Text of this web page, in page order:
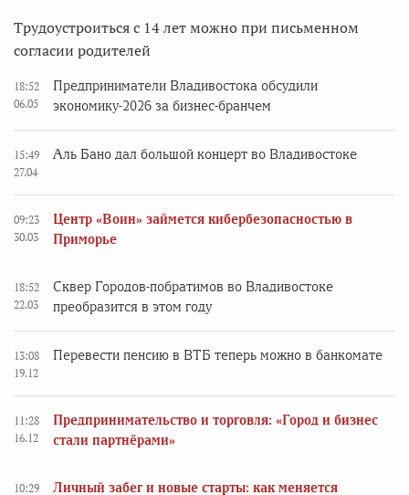
Трудоустроиться с 14 лет можно при письменном
согласии родителей
18:52
06.05
Предприниматели Владивостока обсудили
экономику-2026 за бизнес-бранчем
15:49
27.04
Аль Бано дал большой концерт во Владивостоке
09:23
30.03
Центр «Воин» займется кибербезопасностью в
Приморье
18:52
22.03
Сквер Городов-побратимов во Владивостоке
преобразится в этом году
13:08
19.12
Перевести пенсию в ВТБ теперь можно в банкомате
11:28
16.12
Предпринимательство и торговля: «Город и бизнес
стали партнёрами»
10:29
Личный забег и новые старты: как меняется